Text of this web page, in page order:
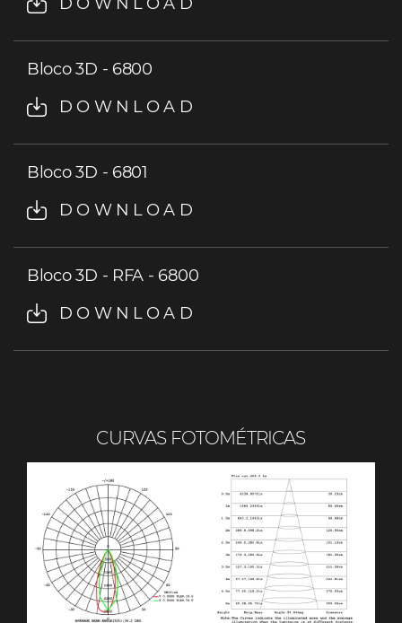
Bloco 3D - 6800
DOWNLOAD
Bloco 3D - 6801
DOWNLOAD
Bloco 3D - RFA - 6800
DOWNLOAD
CURVAS FOTOMÉTRICAS